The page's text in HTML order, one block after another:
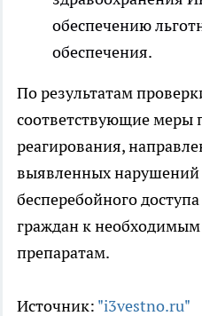
обеспечению
обеспечения.
По результатам
соответствующие меры
реагирования,
выявленных нарушений
бесперебойного
граждан к
препаратам.
Источник: "i3vestno.ru"